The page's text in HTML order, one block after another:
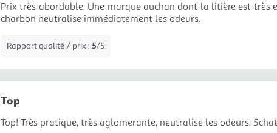
Prix très abordable. Une marque auchan dont la litière est très
charbon neutralise immédiatement les odeurs.
Rapport qualité / prix : 5/5
Top
Top! Très pratique, très aglomerante, neutralise les odeurs.